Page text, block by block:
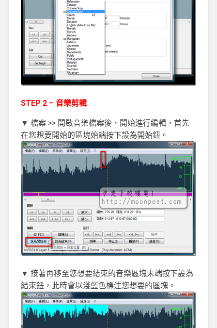
STEP 2 – 音樂剪輯
▼ 檔案 >> 開啟音樂檔案後，開始進行編輯，首先
在您想要開始的區塊始端按下設為開始鈕。
▼ 接著再移至您想要結束的音樂區塊末端按下設為
結束鈕，此時會以淺藍色標注您想要的區塊。